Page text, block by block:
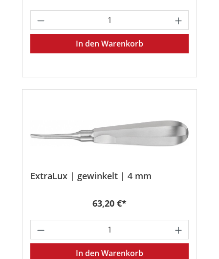
Produkt Anzahl: Gib den
In den Warenkorb
ExtraLux | gewinkelt | 4 mm
Regulärer Preis:
63,20 €*
Produkt Anzahl: Gib den
In den Warenkorb